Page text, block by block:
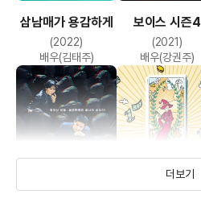
삼남매가 용감하게
(2022)
배우(김태주)
보이스 시즌4
(2021)
배우(강권주)
더보기